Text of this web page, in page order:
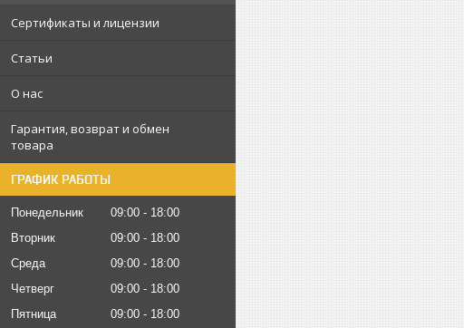
Сертификаты и лицензии
Статьи
О нас
Гарантия, возврат и обмен
товара
ГРАФИК РАБОТЫ
Понедельник 09:00
18:00
Вторник
09:00
18:00
Среда
09:00
18:00
Четверг
09:00
18:00
Пятница
09:00
18:00